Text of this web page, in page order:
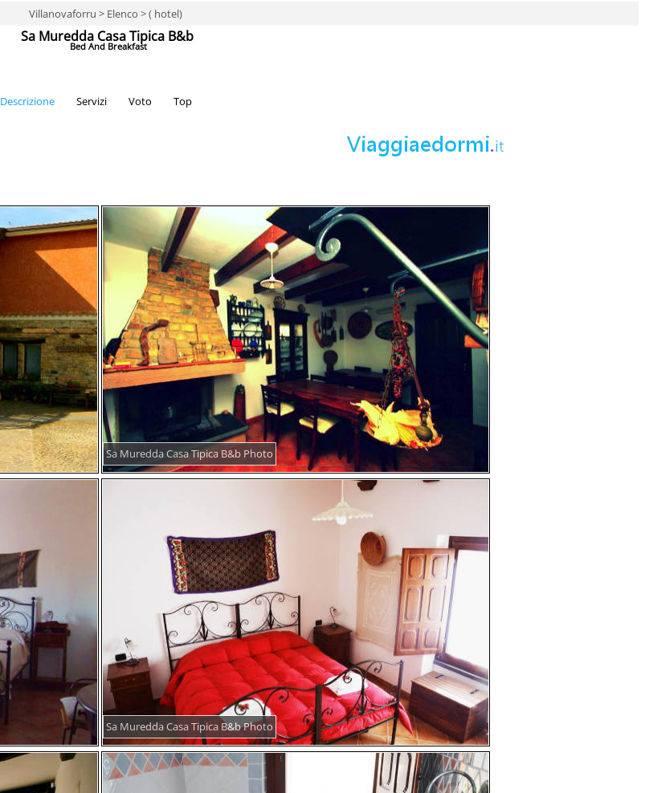
Villanovaforru > Elenco > ( hotel)
Sa Muredda Casa Tipica B&b
Bed And Breakfast
Descrizione Servizi Voto Top
Sa Muredda Casa Tipica B&b Photo
Sa Muredda Casa Tipica B&b Photo